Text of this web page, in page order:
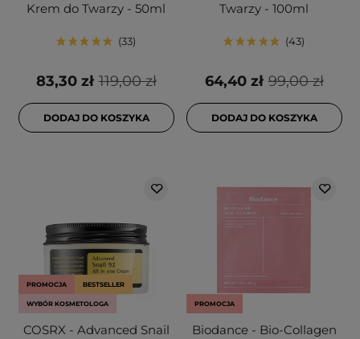
Krem do Twarzy - 50ml
33
119,00 zł
83,30 zł
DODAJ DO KOSZYKA
Twarzy - 100ml
43
99,00 zł
64,40 zł
DODAJ DO KOSZYKA
PROMOCJA BESTSELLER
WYBÓR KOSMETOLOGA
COSRX - Advanced Snail
PROMOCJA
Biodance - Bio-Collagen